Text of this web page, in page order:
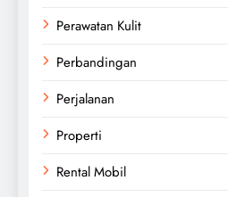
Perawatan Kulit
Perbandingan
Perjalanan
Properti
Rental Mobil